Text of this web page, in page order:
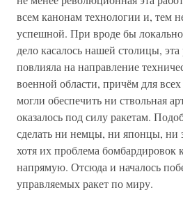
всем канонам технологии и, тем
успешной. При вроде бы
дело касалось нашей столицы, эта
повлияла на направление
военной области, причём для
могли обеспечить ни ствольная
оказалось под силу ракетам.
сделать ни немцы, ни японцы, ни
хотя их проблема бомбардировок
напрямую. Отсюда и началось
управляемых ракет по миру.